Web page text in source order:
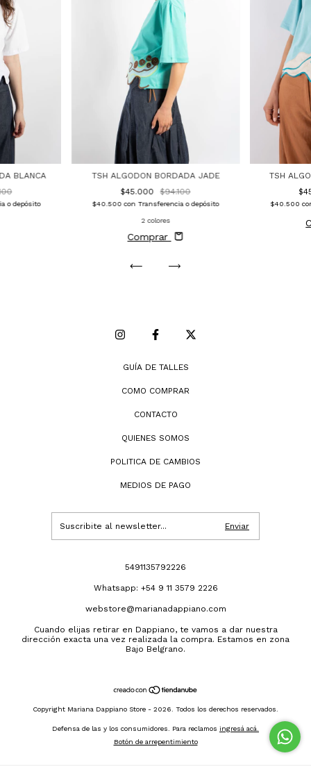
BLANCA
o depósito
TSH ALGODON BORDADA JADE
$45.000
$94.100
$40.500con Transferencia o depósito
2 colores
Comprar
TSH
$40.500
GUÍA DE TALLES
COMO COMPRAR
CONTACTO
QUIENES SOMOS
POLITICA DE CAMBIOS
MEDIOS DE PAGO
5491135792226
Whatsapp: +54 9 11 3579 2226
webstore@marianadappiano.com
Cuando elijas retirar en Dappiano, te vamos a dar nuestra
dirección exacta una vez realizada la compra. Estamos en zona
Bajo Belgrano.
Copyright Mariana Dappiano Store - 2026. Todos los derechos reservados.
Defensa de las y los consumidores. Para reclamos ingresá acá.
Botón de arrepentimiento